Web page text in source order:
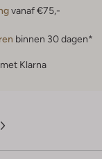
vanaf €75,-
binnen 30 dagen*
met Klarna